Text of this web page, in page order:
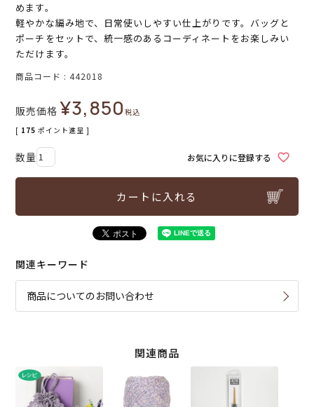
めます。
軽やかな編み地で、日常使いしやすい仕上がりです。バッグと
ポーチをセットで、統一感のあるコーディネートをお楽しみい
ただけます。
商品コード 442018
販売価格 ¥3,850税込
[ 175 ポイント進呈 ]
お気に入りに登録する
カートに入れる
関連キーワード
商品についてのお問い合わせ
関連商品